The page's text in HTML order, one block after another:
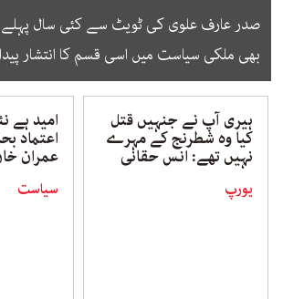
صدر عارف علوی کی ٹویٹ سے کئی سال پہلے
بھی ملکی سیاست میں اسی قسم کا انتشار پیدا
ہیری آپ نے جنہیں قتل
کیا وہ شطرنج کے مہرے
نہیں تھے: انس حقانی
یورپ
امید ہے
اعتماد
عمران
سیاست